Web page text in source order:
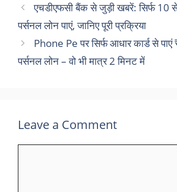
एचडीएफसी बैंक से जुड़ी खबरें: सिर्फ
पर्सनल लोन पाएं, जानिए पूरी प्रक्रिया
Phone Pe पर सिर्फ आधार कार्ड से
पर्सनल लोन – वो भी मात्र 2 मिनट में
Leave a Comment